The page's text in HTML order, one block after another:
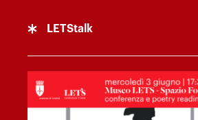
LETStalk